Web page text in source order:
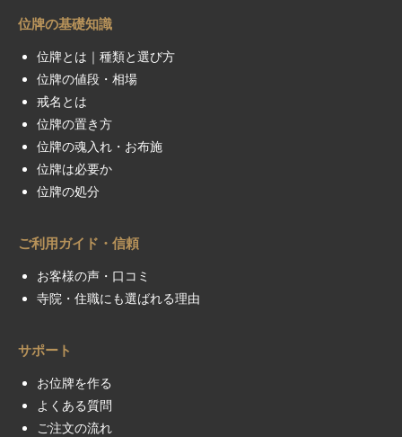
位牌の基礎知識
位牌とは｜種類と選び方
位牌の値段・相場
戒名とは
位牌の置き方
位牌の魂入れ・お布施
位牌は必要か
位牌の処分
ご利用ガイド・信頼
お客様の声・口コミ
寺院・住職にも選ばれる理由
サポート
お位牌を作る
よくある質問
ご注文の流れ